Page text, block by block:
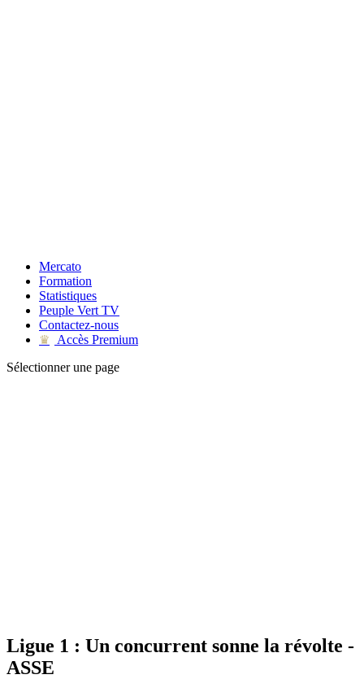
Mercato
Formation
Statistiques
Peuple Vert TV
Contactez-nous
♛
Accès Premium
Sélectionner une page
Ligue 1 : Un concurrent sonne la révolte -
ASSE